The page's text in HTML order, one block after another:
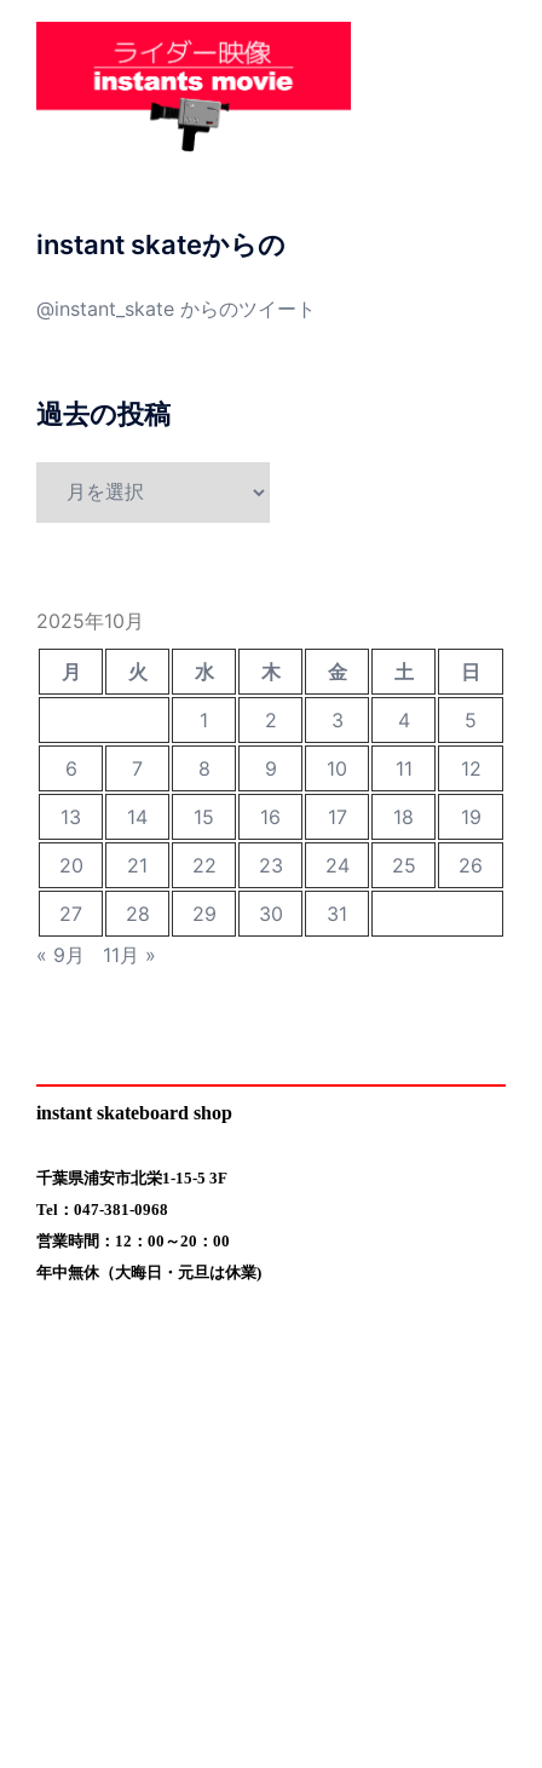
instant skateからの
@instant_skate からのツイート
過去の投稿
2025年10月
月 火 水 木 金 土
日
1
2 3 4
5
6
7 8 9 10 11
12
13
14 15 16 17 18
19
20
21 22 23 24 25
26
27
28 29 30
31
« 9月
11月 »
instant skateboard shop
千葉県浦安市北栄1-15-5 3F
Tel：047-381-0968
営業時間：12：00～20：00
年中無休（大晦日・元旦は休業)